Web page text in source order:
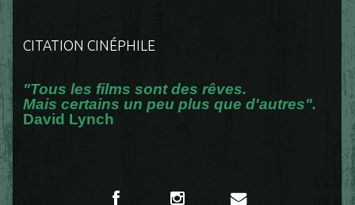
CITATION CINÉPHILE
"Tous les films sont des rêves.
Mais certains un peu plus que d'autres".
David Lynch